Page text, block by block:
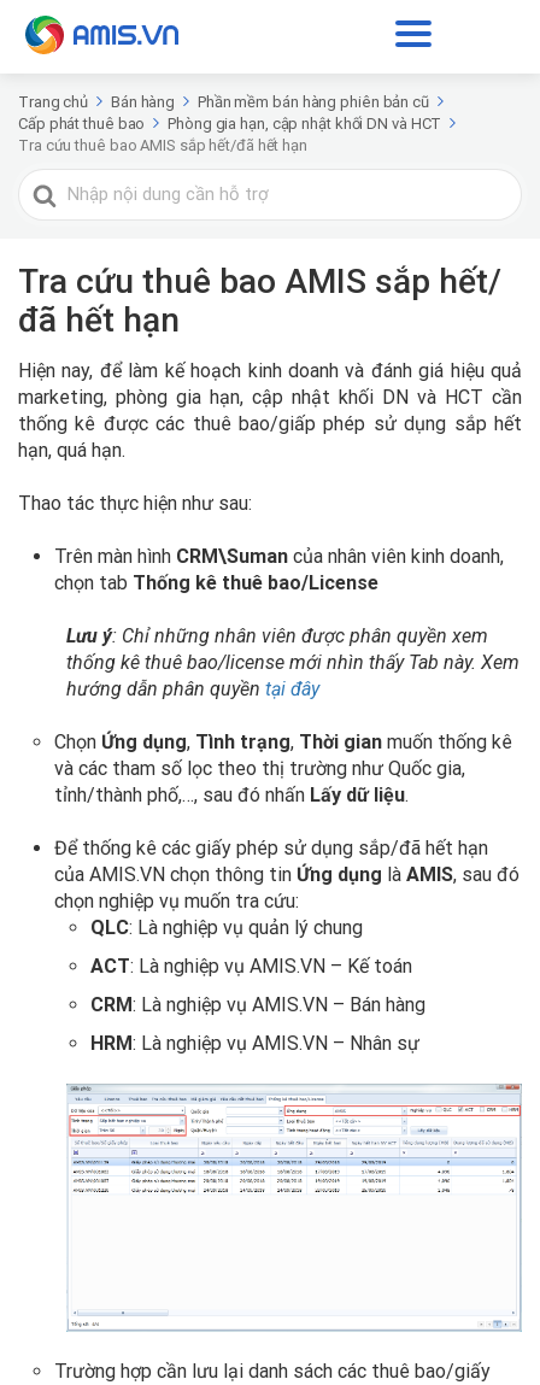
Trang chủ Bán hàng
Phần mềm bán hàng phiên bản cũ
Cấp phát thuê bao
Phòng gia hạn, cập nhật khối DN và HCT
Tra cứu thuê bao AMIS sắp hết/đã hết hạn
Tìm
kiếm
Tra cứu thuê bao AMIS sắp hết/
đã hết hạn
Hiện nay, để làm kế hoạch kinh doanh và đánh giá hiệu quả
marketing, phòng gia hạn, cập nhật khối DN và HCT cần
thống kê được các thuê bao/giấp phép sử dụng sắp hết
hạn, quá hạn.
Thao tác thực hiện như sau:
Trên màn hình CRM\Suman của nhân viên kinh doanh,
chọn tab Thống kê thuê bao/License
Lưu ý: Chỉ những nhân viên được phân quyền xem
thống kê thuê bao/license mới nhìn thấy Tab này. Xem
hướng dẫn phân quyền tại đây
Chọn Ứng dụng, Tình trạng, Thời gian muốn thống kê
và các tham số lọc theo thị trường như Quốc gia,
tỉnh/thành phố,…, sau đó nhấn Lấy dữ liệu.
Để thống kê các giấy phép sử dụng sắp/đã hết hạn
của AMIS.VN chọn thông tin Ứng dụng là AMIS, sau đó
chọn nghiệp vụ muốn tra cứu:
QLC: Là nghiệp vụ quản lý chung
ACT: Là nghiệp vụ AMIS.VN – Kế toán
CRM: Là nghiệp vụ AMIS.VN – Bán hàng
HRM: Là nghiệp vụ AMIS.VN – Nhân sự
Trường hợp cần lưu lại danh sách các thuê bao/giấy